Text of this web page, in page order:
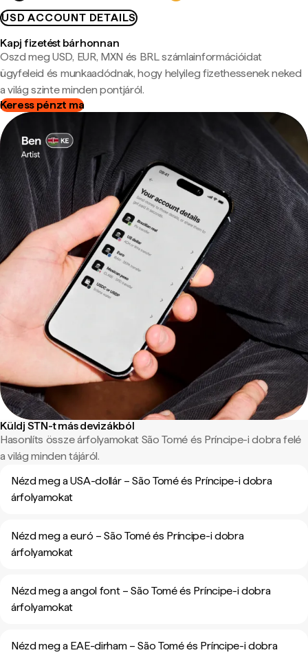
USD ACCOUNT DETAILS
Kapj fizetést bárhonnan
Oszd meg USD, EUR, MXN és BRL számlainformációidat
ügyfeleid és munkaadódnak, hogy helyileg fizethessenek neked
a világ szinte minden pontjáról.
Keress pénzt ma
Küldj STN-t más devizákból
Hasonlíts össze árfolyamokat São Tomé és Príncipe-i dobra felé
a világ minden tájáról.
Nézd meg a USA-dollár – São Tomé és Príncipe-i dobra
árfolyamokat
Nézd meg a euró – São Tomé és Príncipe-i dobra
árfolyamokat
Nézd meg a angol font – São Tomé és Príncipe-i dobra
árfolyamokat
Nézd meg a EAE-dirham – São Tomé és Príncipe-i dobra